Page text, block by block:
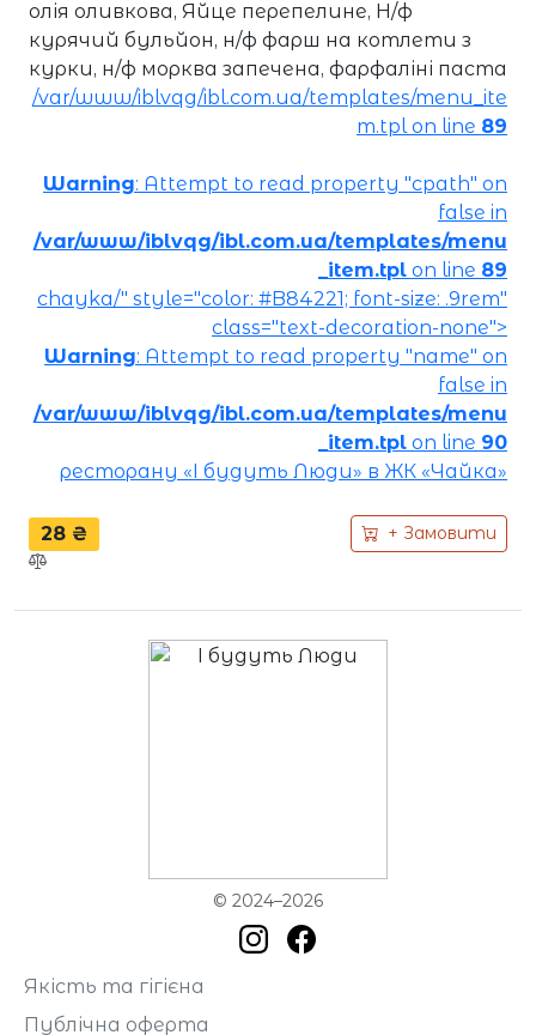
олія оливкова, Яйце перепелине, Н/ф
курячий бульйон, н/ф фарш на котлети з
курки, н/ф морква запечена, фарфаліні паста
/var/www/iblvqg/ibl.com.ua/templates/menu_ite
m.tpl on line 89
Warning: Attempt to read property "cpath" on
false in
/var/www/iblvqg/ibl.com.ua/templates/menu
_item.tpl on line 89
chayka/" style="color: #B84221; font-size: .9rem"
class="text-decoration-none">
Warning: Attempt to read property "name" on
false in
/var/www/iblvqg/ibl.com.ua/templates/menu
_item.tpl on line 90
ресторану «І будуть Люди» в ЖК «Чайка»
28 ₴ + Замовити
© 2024–2026
Якість та гігієна
Публічна оферта